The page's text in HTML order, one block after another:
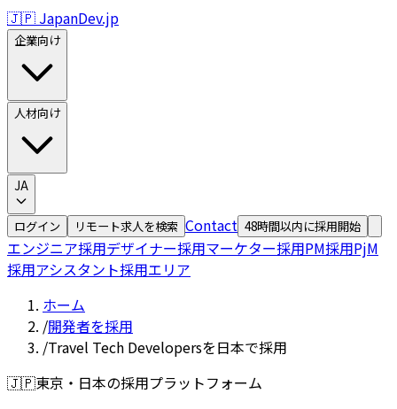
🇯🇵 JapanDev.jp
企業向け
人材向け
JA
ログイン リモート求人を検索 Contact 48時間以内に採用開始
エンジニア採用デザイナー採用マーケター採用PM採用PjM
採用アシスタント採用エリア
ホーム
/開発者を採用
/Travel Tech Developersを日本で採用
🇯🇵東京・日本の採用プラットフォーム